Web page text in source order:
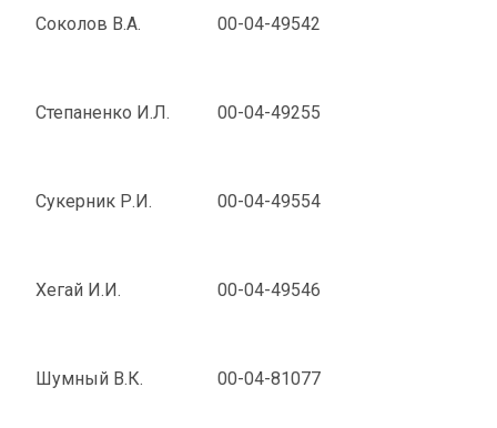
Соколов В.А. 00-04-49542
Степаненко И.Л. 00-04-49255
Сукерник Р.И. 00-04-49554
Хегай И.И. 00-04-49546
Шумный В.К. 00-04-81077